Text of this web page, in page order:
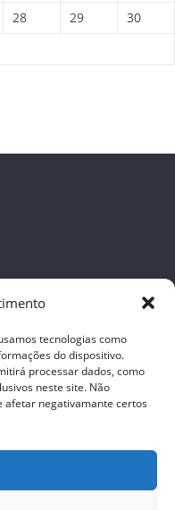
tecnologias como
do dispositivo.
processar dados, como
neste site. Não
afetar negativamante certos
28 29
30